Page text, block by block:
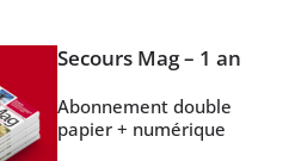
Secours Mag – 1 an
Abonnement double
papier + numérique